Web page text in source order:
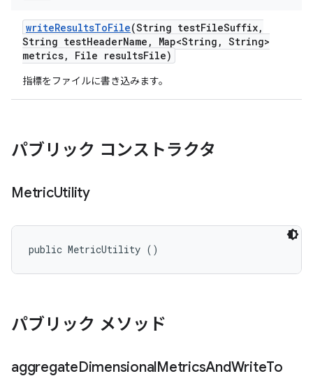
writeResultsToFile(String testFileSuffix,
String testHeaderName , Map<String , String>
metrics, File resultsFile)
指標をファイルに書き込みます。
パブリック コンストラクタ
MetricUtility
public MetricUtility ()
パブリック メソッド
aggregateDimensionalMetricsAndWriteTo